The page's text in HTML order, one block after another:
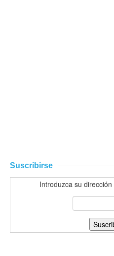
Suscribirse
Introduzca su